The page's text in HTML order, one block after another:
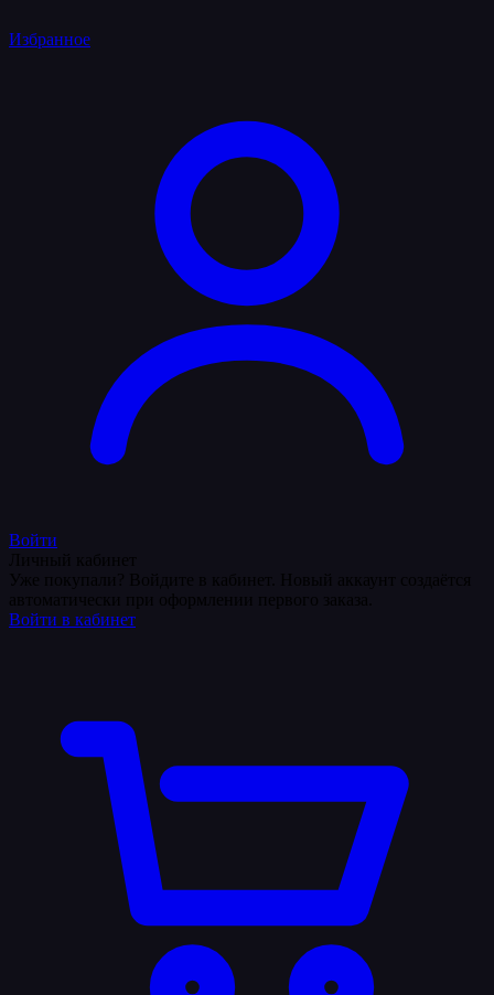
Избранное
Войти
Войти в кабинет